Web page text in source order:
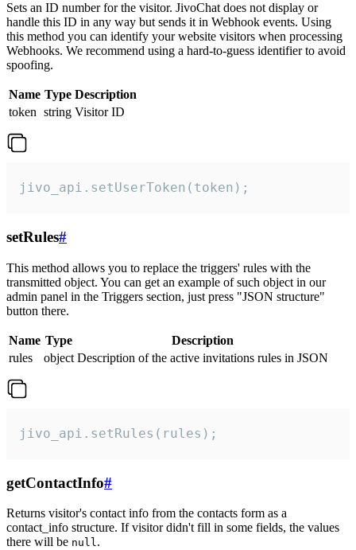
Sets an ID number for the visitor. JivoChat does not display or
handle this ID in any way but sends it in Webhook events. Using
this method you can identify your website visitors when processing
Webhooks. We recommend using a hard-to-guess identifier to avoid
spoofing.
Name Type Description
token string Visitor ID
jivo_api.setUserToken(token);
setRules#
This method allows you to replace the triggers' rules with the
transmitted object. You can get an example of such object in our
admin panel in the Triggers section, just press "JSON structure"
button there.
Name Type
Description
rules
object Description of the active invitations rules in JSON
jivo_api.setRules(rules);
getContactInfo#
Returns visitor's contact info from the contacts form as a
contact_info structure. If visitor didn't fill in some fields, the values
there will be null.